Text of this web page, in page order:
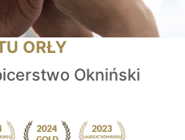
ORŁY
Okniński